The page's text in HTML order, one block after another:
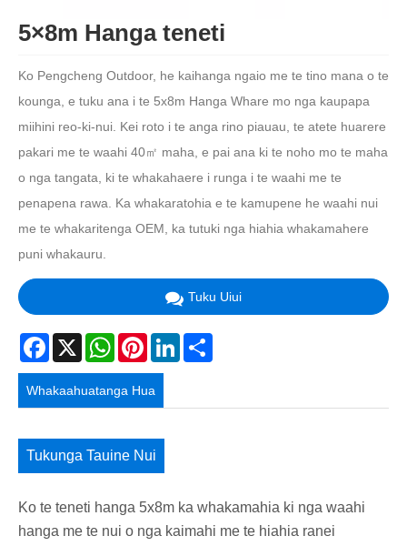
5×8m Hanga teneti
Ko Pengcheng Outdoor, he kaihanga ngaio me te tino mana o te
kounga, e tuku ana i te 5x8m Hanga Whare mo nga kaupapa
miihini reo-ki-nui. Kei roto i te anga rino piauau, te atete huarere
pakari me te waahi 40㎡ maha, e pai ana ki te noho mo te maha
o nga tangata, ki te whakahaere i runga i te waahi me te
penapena rawa. Ka whakaratohia e te kamupene he waahi nui
me te whakaritenga OEM, ka tutuki nga hiahia whakamahere
puni whakauru.
Tuku Uiui
Facebook
X WhatsAppPinterestLinkedIn
Whakaahuatanga Hua
Tukunga Tauine Nui
Ko te teneti hanga 5x8m ka whakamahia ki nga waahi
hanga me te nui o nga kaimahi me te hiahia ranei